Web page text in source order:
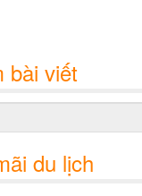
bài viết
du lịch